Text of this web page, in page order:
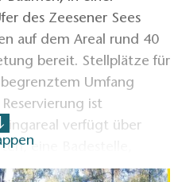
des Zeesener Sees
auf dem Areal rund 40
bereit. Stellplätze für
Umfang
ist
verfügt über
eine Badestelle,
Spielplatz. Für